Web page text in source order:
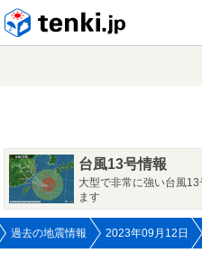
台風13号情報
大型で非常に強い台風
ます
過去の地震情報 2023年09月12日